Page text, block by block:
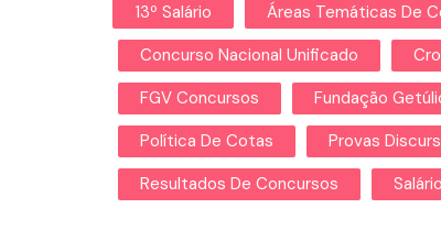
13º Salário Áreas Temáticas De
Concurso Nacional Unificado
FGV Concursos
Fundação
Política De Cotas
Provas
Resultados De Concursos